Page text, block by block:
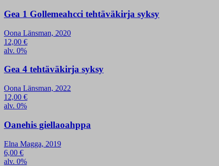
Gea 1 Gollemeahcci tehtäväkirja syksy
Oona Länsman, 2020
12,00 €
alv. 0%
Gea 4 tehtäväkirja syksy
Oona Länsman, 2022
12,00 €
alv. 0%
Oanehis giellaoahppa
Elna Magga, 2019
6,00 €
alv. 0%